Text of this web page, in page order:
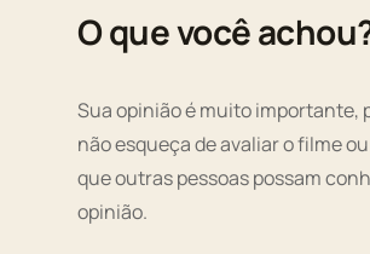
O que você
Sua opinião é muito importante,
não esqueça de avaliar o filme
que outras pessoas possam
opinião.